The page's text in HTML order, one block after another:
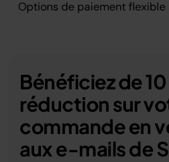
Options de paiement flexible
Bénéficiez de
réduction sur
commande en
aux e-mails de